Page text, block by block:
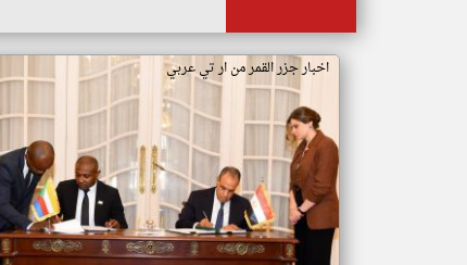
اخبار جزر القمر من ار تي عربي